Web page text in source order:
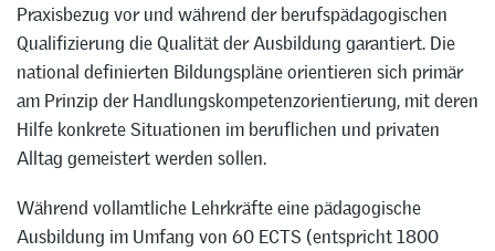
Praxisbezug vor und während der berufspädagogischen
Qualifizierung die Qualität der Ausbildung garantiert. Die
national definierten Bildungspläne orientieren sich primär
am Prinzip der Handlungskompetenzorientierung, mit deren
Hilfe konkrete Situationen im beruflichen und privaten
Alltag gemeistert werden sollen.
Während vollamtliche Lehrkräfte eine pädagogische
Ausbildung im Umfang von 60 ECTS (entspricht 1800